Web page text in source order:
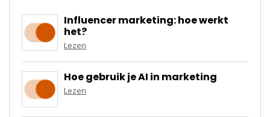
Influencer marketing: hoe werkt
het?
Lezen
Hoe gebruik je AI in marketing
Lezen